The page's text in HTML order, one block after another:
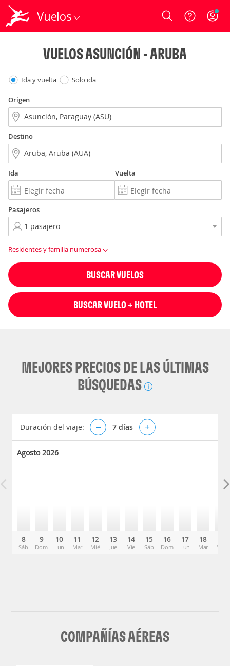
Vuelos Login
VUELOS ASUNCIÓN - ARUBA
Ida y vuelta Solo ida
Origen
Destino
Ida Vuelta
Pasajeros
Residentes y familia numerosa
BUSCAR VUELOS
BUSCAR VUELO + HOTEL
MEJORES PRECIOS DE LAS ÚLTIMAS
BÚSQUEDAS
Duración del viaje: – 7 días +
Agosto 2026
8
Sáb
9
Dom
10
Lun
11
Mar
12
Mié
13
Jue
14
Vie
15
Sáb
16
Dom
17
Lun
18
Mar
19
Mié
COMPAÑÍAS AÉREAS